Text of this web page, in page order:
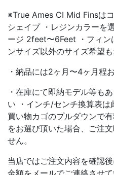
※True Ames CI Mid Finsは
シェイプ ・レジンカラーを
ージ 2feet〜6Feet ・フィン
ンサイズ以外のサイズ希望も
・納品には2ヶ月〜4ヶ月程
・在庫にて即納モデル等も
い ・インチ/センチ換算表
買い物カゴのプルダウンで
をお選び頂いた場合、ご注
せん。
当店ではご注文内容を確認
金額をメールでご連絡させて